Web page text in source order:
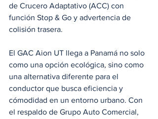
de Crucero Adaptativo (ACC) con
función Stop & Go y advertencia de
colisión trasera.
El GAC Aion UT llega a Panamá no solo
como una opción ecológica, sino como
una alternativa diferente para el
conductor que busca eficiencia y
cómodidad en un entorno urbano. Con
el respaldo de Grupo Auto Comercial,